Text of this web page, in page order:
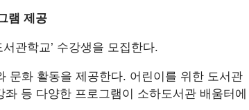
램 제공
관학교’ 수강생을 모집한다.
문화 활동을 제공한다. 어린이를 위한 도서관
등 다양한 프로그램이 소하도서관 배움터에